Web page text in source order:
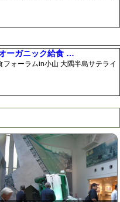
ーガニック給食 …
ォーラムin小山 大隅半島サテライ